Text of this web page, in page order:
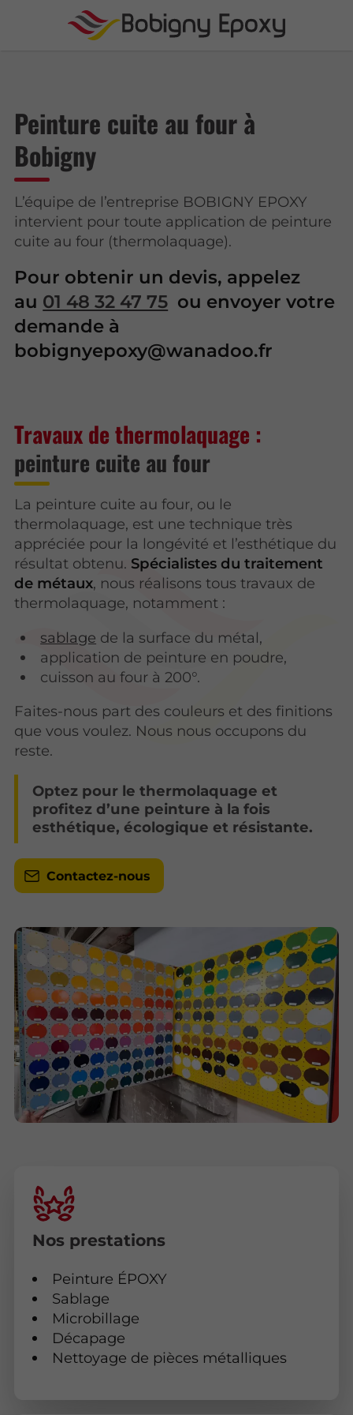
Peinture cuite au four à
Bobigny
L’équipe de l’entreprise BOBIGNY EPOXY
intervient pour toute application de peinture
cuite au four (thermolaquage).
Pour obtenir un devis, appelez
au 01 48 32 47 75 ou envoyer votre
demande à
bobignyepoxy@wanadoo.fr
Travaux de thermolaquage :
peinture cuite au four
La peinture cuite au four, ou le
thermolaquage, est une technique très
appréciée pour la longévité et l’esthétique du
résultat obtenu. Spécialistes du traitement
de métaux, nous réalisons tous travaux de
thermolaquage, notamment :
sablage de la surface du métal,
application de peinture en poudre,
cuisson au four à 200°.
Faites-nous part des couleurs et des finitions
que vous voulez. Nous nous occupons du
reste.
Optez pour le thermolaquage et
profitez d’une peinture à la fois
esthétique, écologique et résistante.
Contactez-nous
Nos prestations
Peinture ÉPOXY
Sablage
Microbillage
Décapage
Nettoyage de pièces métalliques